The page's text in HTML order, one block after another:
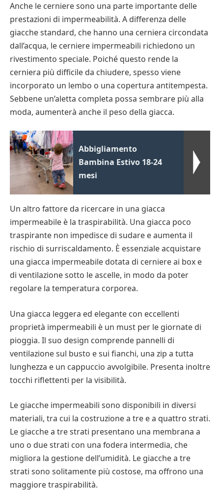
Anche le cerniere sono una parte importante delle
prestazioni di impermeabilità. A differenza delle
giacche standard, che hanno una cerniera circondata
dall’acqua, le cerniere impermeabili richiedono un
rivestimento speciale. Poiché questo rende la
cerniera più difficile da chiudere, spesso viene
incorporato un lembo o una copertura antitempesta.
Sebbene un’aletta completa possa sembrare più alla
moda, aumenterà anche il peso della giacca.
Abbigliamento
Bambina Estivo 18-24
mesi
Un altro fattore da ricercare in una giacca
impermeabile è la traspirabilità. Una giacca poco
traspirante non impedisce di sudare e aumenta il
rischio di surriscaldamento. È essenziale acquistare
una giacca impermeabile dotata di cerniere ai box e
di ventilazione sotto le ascelle, in modo da poter
regolare la temperatura corporea.
Una giacca leggera ed elegante con eccellenti
proprietà impermeabili è un must per le giornate di
pioggia. Il suo design comprende pannelli di
ventilazione sul busto e sui fianchi, una zip a tutta
lunghezza e un cappuccio avvolgibile. Presenta inoltre
tocchi riflettenti per la visibilità.
Le giacche impermeabili sono disponibili in diversi
materiali, tra cui la costruzione a tre e a quattro strati.
Le giacche a tre strati presentano una membrana a
uno o due strati con una fodera intermedia, che
migliora la gestione dell’umidità. Le giacche a tre
strati sono solitamente più costose, ma offrono una
maggiore traspirabilità.